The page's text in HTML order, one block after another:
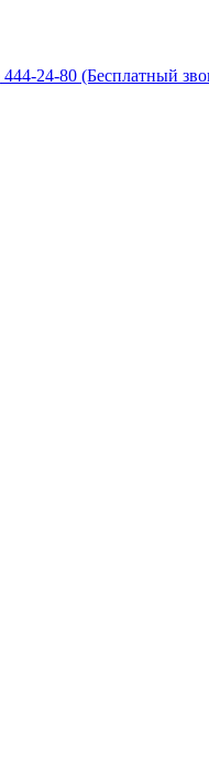
444-24-80 (Бесплатный